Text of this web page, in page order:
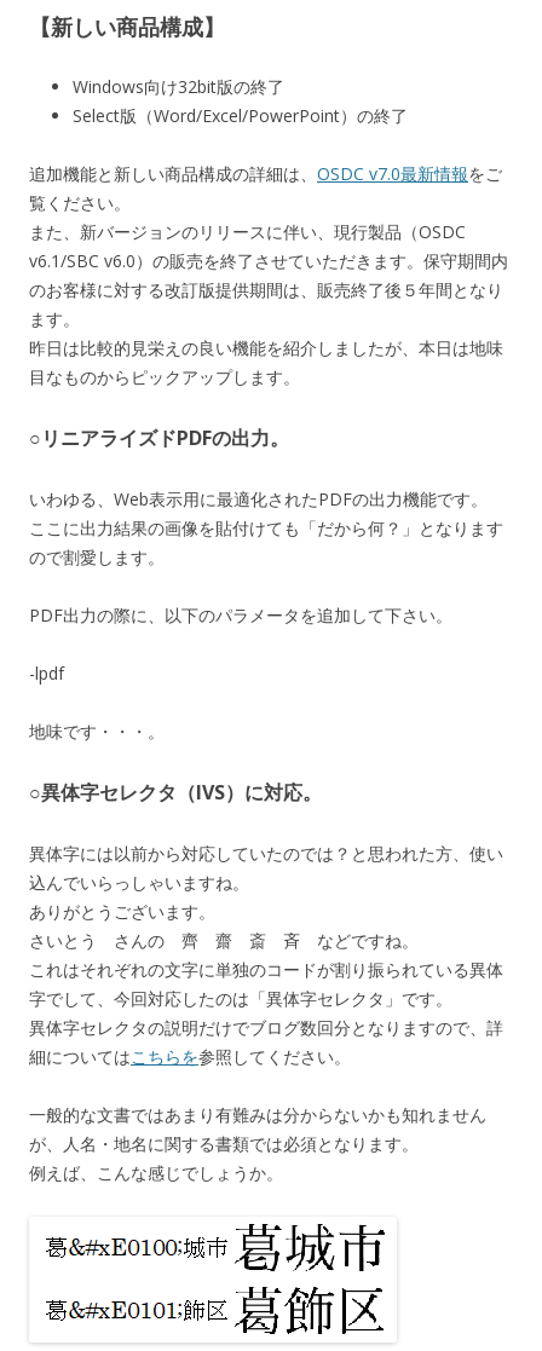
【新しい商品構成】
Windows向け32bit版の終了
Select版（Word/Excel/PowerPoint）の終了
追加機能と新しい商品構成の詳細は、 OSDC v7.0最新情報をご
覧ください。
また、新バージョンのリリースに伴い、現行製品（OSDC
v6.1/SBC v6.0）の販売を終了させていただきます。保守期間内
のお客様に対する改訂版提供期間は、販売終了後５年間となり
ます。
昨日は比較的見栄えの良い機能を紹介しましたが、本日は地味
目なものからピックアップします。
○リニアライズドPDFの出力。
いわゆる、Web表示用に最適化されたPDFの出力機能です。
ここに出力結果の画像を貼付けても「だから何？」となります
ので割愛します。
PDF出力の際に、以下のパラメータを追加して下さい。
-lpdf
地味です・・・。
○異体字セレクタ（IVS）に対応。
異体字には以前から対応していたのでは？と思われた方、使い
込んでいらっしゃいますね。
ありがとうございます。
さいとう さんの 齊 齋 斎 斉 などですね。
これはそれぞれの文字に単独のコードが割り振られている異体
字でして、今回対応したのは「異体字セレクタ」です。
異体字セレクタの説明だけでブログ数回分となりますので、詳
細についてはこちらを参照してください。
一般的な文書ではあまり有難みは分からないかも知れません
が、人名・地名に関する書類では必須となります。
例えば、こんな感じでしょうか。